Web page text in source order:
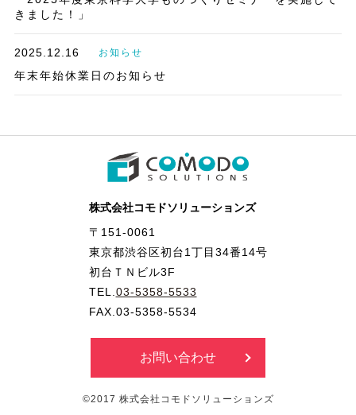
きました！」
2025.12.16 お知らせ
年末年始休業日のお知らせ
株式会社コモドソリューションズ
〒151-0061
東京都渋谷区初台1丁目34番14号
初台ＴＮビル3F
TEL. 03-5358-5533
FAX.03-5358-5534
お問い合わせ
©2017 株式会社コモドソリューションズ